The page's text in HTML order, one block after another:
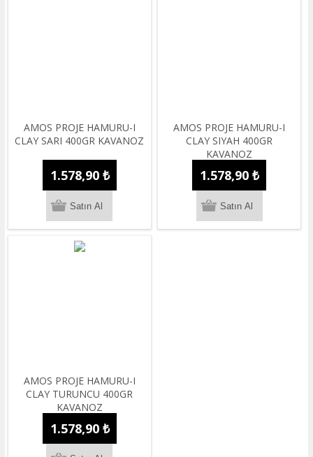
AMOS PROJE HAMURU-I
CLAY SARI 400GR KAVANOZ
1.578,90 ₺
AMOS PROJE HAMURU-I
CLAY SIYAH 400GR
KAVANOZ
1.578,90 ₺
AMOS PROJE HAMURU-I
CLAY TURUNCU 400GR
KAVANOZ
1.578,90 ₺